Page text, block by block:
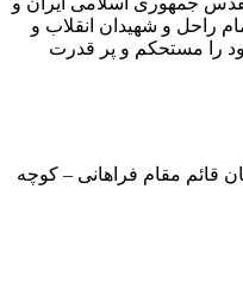
راحل و شهیدان انقلاب و
را مستحکم و پر قدرت
قائم مقام فراهانی – کوچه